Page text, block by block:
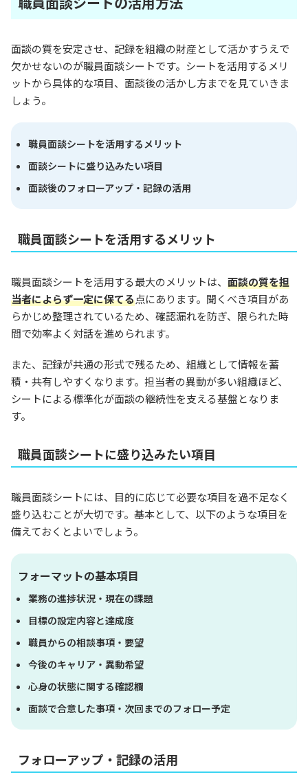
面談の質を安定させ、記録を組織の財産として活かすうえで
欠かせないのが職員面談シートです。シートを活用するメリ
ットから具体的な項目、面談後の活かし方までを見ていきま
しょう。
職員面談シートを活用するメリット
面談シートに盛り込みたい項目
面談後のフォローアップ・記録の活用
職員面談シートを活用するメリット
職員面談シートを活用する最大のメリットは、 面談の質を担
当者によらず一定に保てる点にあります。聞くべき項目があ
らかじめ整理されているため、確認漏れを防ぎ、限られた時
間で効率よく対話を進められます。
また、記録が共通の形式で残るため、組織として情報を蓄
積・共有しやすくなります。担当者の異動が多い組織ほど、
シートによる標準化が面談の継続性を支える基盤となりま
す。
職員面談シートに盛り込みたい項目
職員面談シートには、目的に応じて必要な項目を過不足なく
盛り込むことが大切です。基本として、以下のような項目を
備えておくとよいでしょう。
フォーマットの基本項目
業務の進捗状況・現在の課題
目標の設定内容と達成度
職員からの相談事項・要望
今後のキャリア・異動希望
心身の状態に関する確認欄
面談で合意した事項・次回までのフォロー予定
フォローアップ・記録の活用